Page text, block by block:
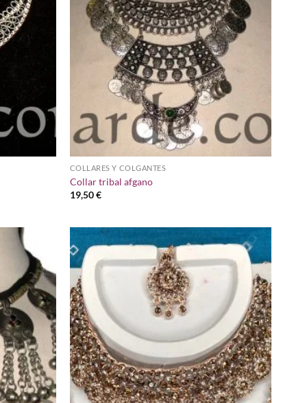
COLLARES Y COLGANTES
Collar tribal afgano
19,50€
Añadir
a la
lista de
deseos
Añadir
lista de
deseos